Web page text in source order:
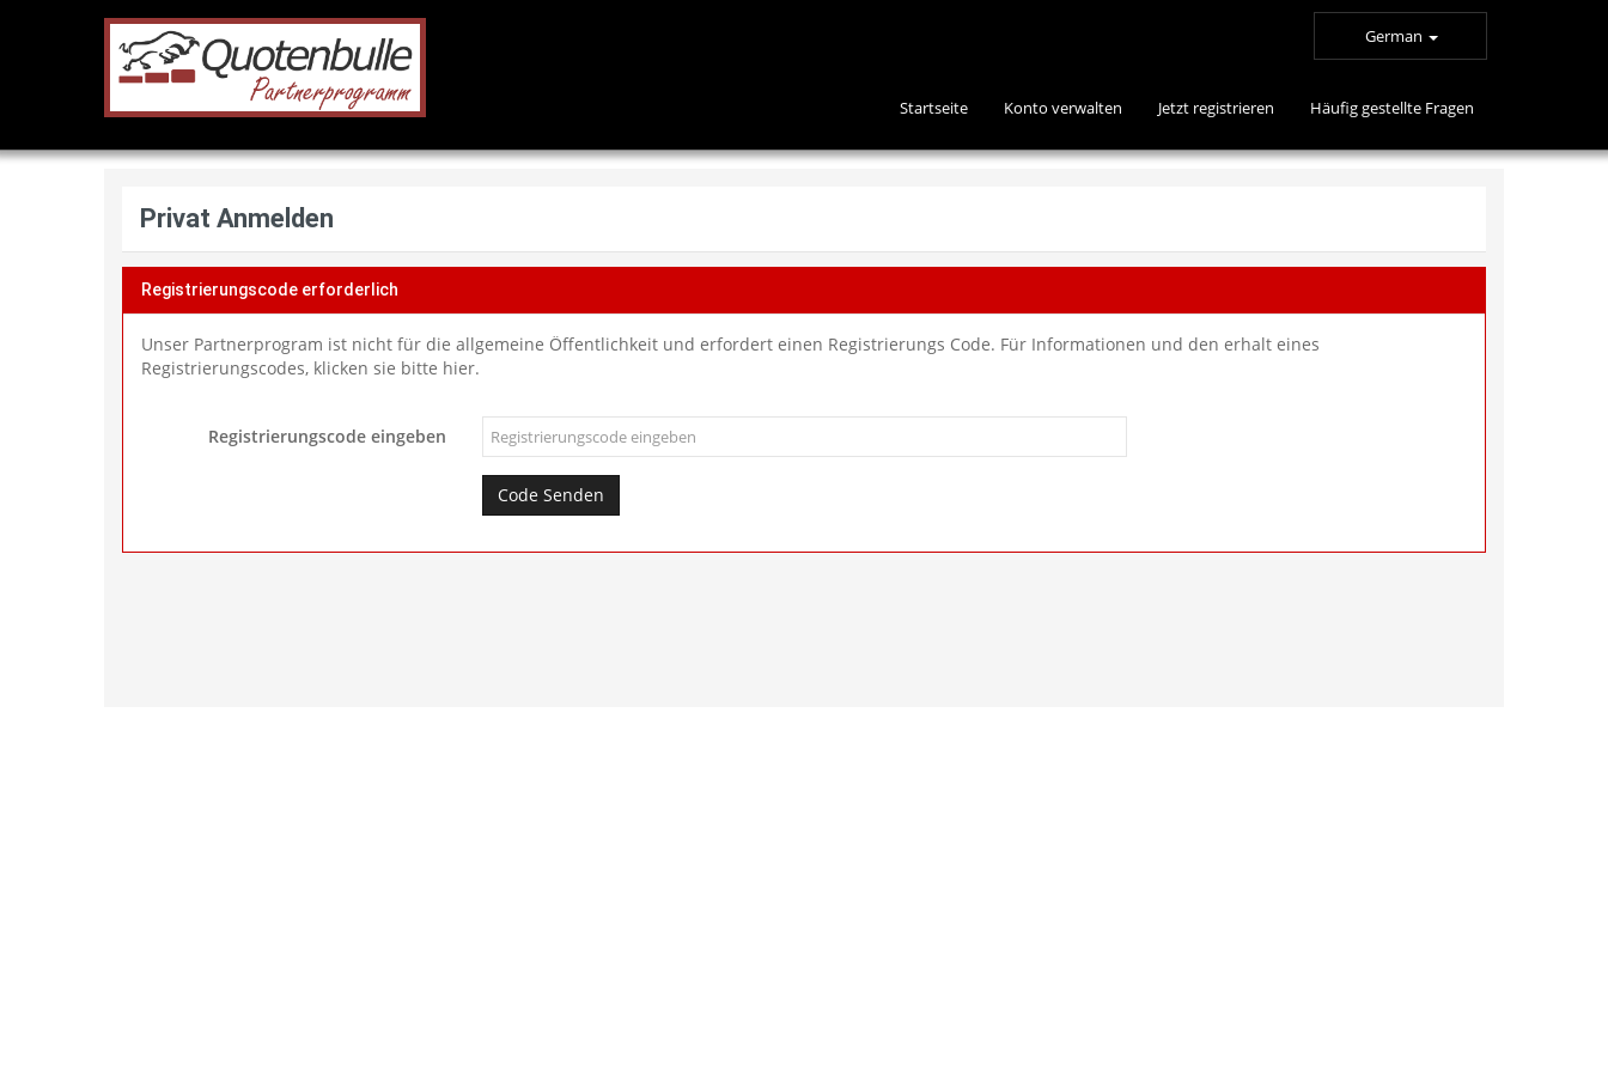
German
Startseite Konto verwalten Jetzt registrieren Häufig gestellte Fragen
Privat Anmelden
Registrierungscode erforderlich
Unser Partnerprogram ist nicht für die allgemeine Öffentlichkeit und erfordert einen Registrierungs Code. Für Informationen und den erhalt eines
Registrierungscodes, klicken sie bitte hier.
Registrierungscode eingeben